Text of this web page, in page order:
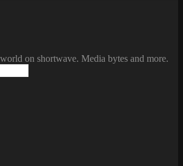
on shortwave. Media bytes and more.